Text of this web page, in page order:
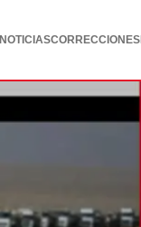
NOTICIASCORRECCIONES